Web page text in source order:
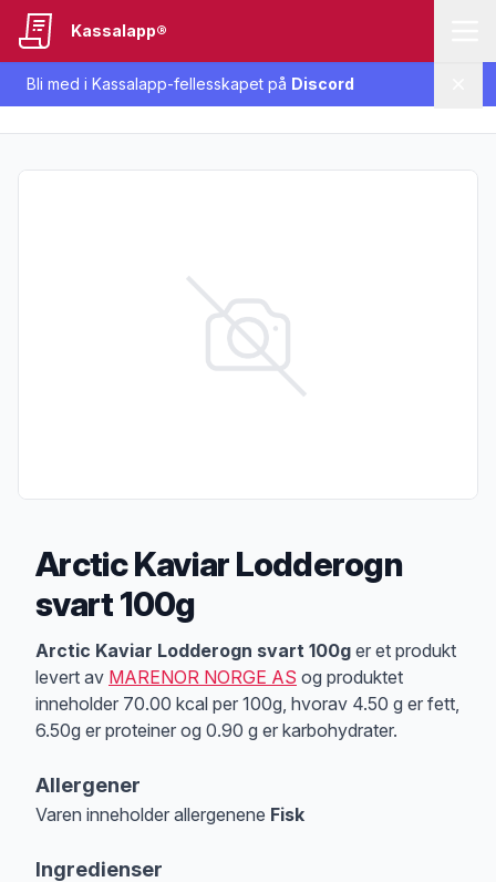
Bli med i Kassalapp-fellesskapet på Discord
Kassalapp®
Arctic Kaviar Lodderogn
svart 100g
Produktbeskrivelse
Arctic Kaviar Lodderogn svart 100g er et produkt
levert av MARENOR NORGE AS og produktet
inneholder 70.00 kcal per 100g, hvorav 4.50 g er fett,
6.50g er proteiner og 0.90 g er karbohydrater.
Allergener
Varen inneholder allergenene Fisk
Ingredienser